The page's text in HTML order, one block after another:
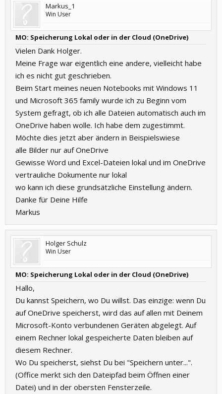
Markus_1
Win User
MO: Speicherung Lokal oder in der Cloud (OneDrive)
Vielen Dank Holger.
Meine Frage war eigentlich eine andere, vielleicht habe
ich es nicht gut geschrieben.
Beim Start meines neuen Notebooks mit Windows 11
und Microsoft 365 family wurde ich zu Beginn vom
System gefragt, ob ich alle Dateien automatisch auch im
OneDrive haben wolle. Ich habe dem zugestimmt.
Möchte dies jetzt aber ändern in Beispielswiese
alle Bilder nur auf OneDrive
Gewisse Word und Excel-Dateien lokal und im OneDrive
vertrauliche Dokumente nur lokal
wo kann ich diese grundsätzliche Einstellung ändern.
Danke für Deine Hilfe
Markus
Holger Schulz
Win User
MO: Speicherung Lokal oder in der Cloud (OneDrive)
Hallo,
Du kannst Speichern, wo Du willst. Das einzige: wenn Du
auf OneDrive speicherst, wird das auf allen mit Deinem
Microsoft-Konto verbundenen Geräten abgelegt. Auf
einem Rechner lokal gespeicherte Daten bleiben auf
diesem Rechner.
Wo Du speicherst, siehst Du bei "Speichern unter...".
(Office merkt sich den Dateipfad beim Öffnen einer
Datei) und in der obersten Fensterzeile.